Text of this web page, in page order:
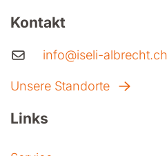
Kontakt
info@iseli-albrecht.ch
Unsere Standorte
Links